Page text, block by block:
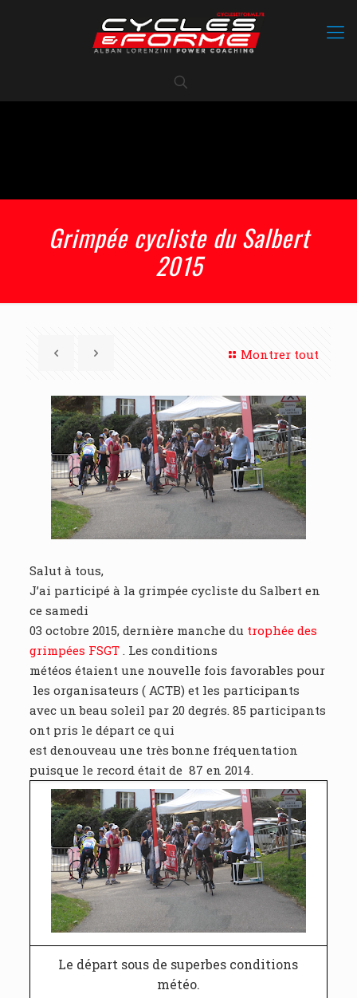
Grimpée cycliste du Salbert
2015
Montrer tout
Salut à tous,
J’ai participé à la grimpée cycliste du Salbert en
ce samedi
03 octobre 2015, dernière manche du trophée des
grimpées FSGT. Les conditions
météos étaient une nouvelle fois favorables pour
les organisateurs ( ACTB) et les participants
avec un beau soleil par 20 degrés. 85 participants
ont pris le départ ce qui
est denouveau une très bonne fréquentation
puisque le record était de 87 en 2014.
Le départ sous de superbes conditions
météo.